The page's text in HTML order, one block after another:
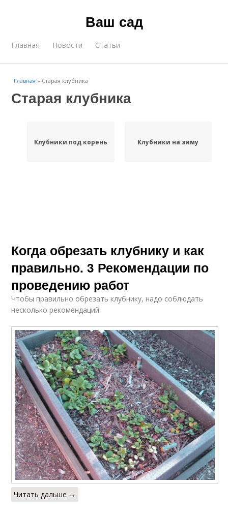
Ваш сад
Главная Новости Статьи
Главная » Старая клубника
Старая клубника
Клубники под корень Клубники на зиму
Когда обрезать клубнику и как
правильно. 3 Рекомендации по
проведению работ
Чтобы правильно обрезать клубнику, надо соблюдать
несколько рекомендаций:
Читать дальше →